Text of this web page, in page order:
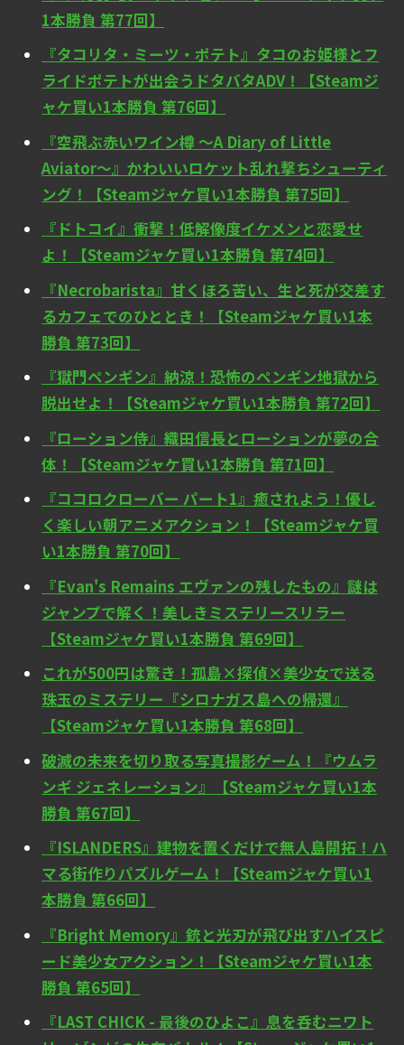
1本勝負 第77回】
『タコリタ・ミーツ・ポテト』タコのお姫様とフ
ライドポテトが出会うドタバタADV！【Steamジ
ャケ買い1本勝負 第76回】
『空飛ぶ赤いワイン樽 ～A Diary of Little
Aviator～』かわいいロケット乱れ撃ちシューティ
ング！【Steamジャケ買い1本勝負 第75回】
『ドトコイ』衝撃！低解像度イケメンと恋愛せ
よ！【Steamジャケ買い1本勝負 第74回】
『Necrobarista』甘くほろ苦い、生と死が交差す
るカフェでのひととき！【Steamジャケ買い1本
勝負 第73回】
『獄門ペンギン』納涼！恐怖のペンギン地獄から
脱出せよ！【Steamジャケ買い1本勝負 第72回】
『ローション侍』織田信長とローションが夢の合
体！【Steamジャケ買い1本勝負 第71回】
『ココロクローバー パート1』癒されよう！優し
く楽しい朝アニメアクション！【Steamジャケ買
い1本勝負 第70回】
『Evan's Remains エヴァンの残したもの』謎は
ジャンプで解く！美しきミステリースリラー
【Steamジャケ買い1本勝負 第69回】
これが500円は驚き！孤島×探偵×美少女で送る
珠玉のミステリー『シロナガス島への帰還』
【Steamジャケ買い1本勝負 第68回】
破滅の未来を切り取る写真撮影ゲーム！『ウムラ
ンギ ジェネレーション』【Steamジャケ買い1本
勝負 第67回】
『ISLANDERS』建物を置くだけで無人島開拓！ハ
マる街作りパズルゲーム！【Steamジャケ買い1
本勝負 第66回】
『Bright Memory』銃と光刃が飛び出すハイスピ
ード美少女アクション！【Steamジャケ買い1本
勝負 第65回】
『LAST CHICK - 最後のひよこ』息を呑むニワト